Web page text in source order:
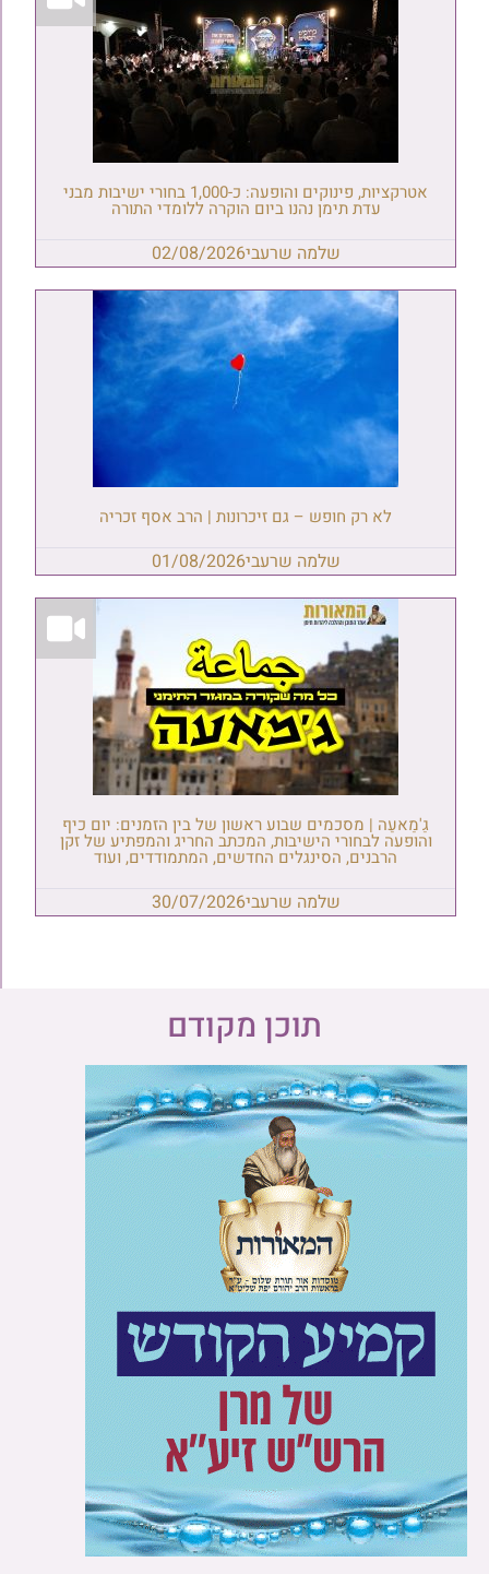
אטרקציות, פינוקים והופעה: כ-1,000 בחורי ישיבות מבני
עדת תימן נהנו ביום הוקרה ללומדי התורה
שלמה שרעבי02/08/2026
לא רק חופש – גם זיכרונות | הרב אסף זכריה
שלמה שרעבי01/08/2026
גַ'מַאעַה | מסכמים שבוע ראשון של בין הזמנים: יום כיף
והופעה לבחורי הישיבות, המכתב החריג והמפתיע של זקן
הרבנים, הסינגלים החדשים, המתמודדים, ועוד
שלמה שרעבי30/07/2026
תוכן מקודם